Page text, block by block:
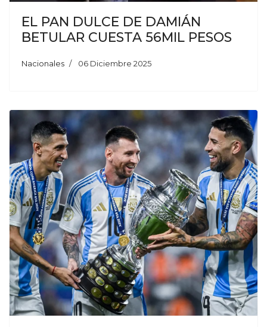
EL PAN DULCE DE DAMIÁN
BETULAR CUESTA 56MIL PESOS
Nacionales 06 Diciembre 2025